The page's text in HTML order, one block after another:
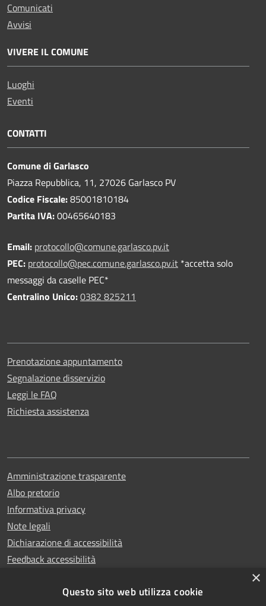
Comunicati
Avvisi
VIVERE IL COMUNE
Luoghi
Eventi
CONTATTI
Comune di Garlasco
Piazza Repubblica, 11, 27026 Garlasco PV
Codice Fiscale:85001810184
Partita IVA:00465640183
Email: protocollo@comune.garlasco.pv.it
PEC: protocollo@pec.comune.garlasco.pv.it *accetta solo
messaggi da caselle PEC*
Centralino Unico:0382 825211
Prenotazione appuntamento
Segnalazione disservizio
Leggi le FAQ
Richiesta assistenza
Amministrazione trasparente
Albo pretorio
Informativa privacy
Note legali
Dichiarazione di accessibilità
Feedback accessibilità
×
Questo sito web utilizza cookie